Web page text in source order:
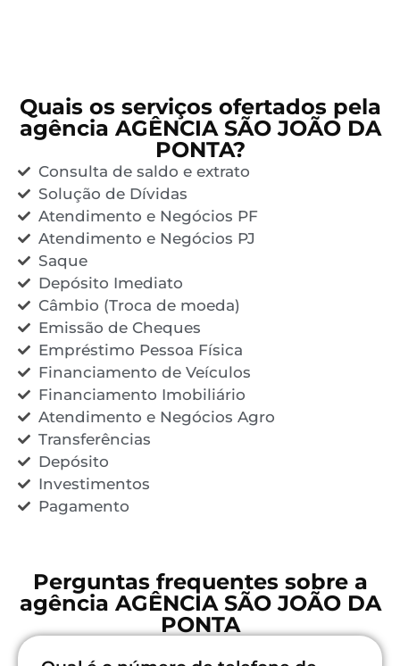
Quais os serviços ofertados pela
agência AGÊNCIA SÃO JOÃO DA
PONTA?
Consulta de saldo e extrato
Solução de Dívidas
Atendimento e Negócios PF
Atendimento e Negócios PJ
Saque
Depósito Imediato
Câmbio (Troca de moeda)
Emissão de Cheques
Empréstimo Pessoa Física
Financiamento de Veículos
Financiamento Imobiliário
Atendimento e Negócios Agro
Transferências
Depósito
Investimentos
Pagamento
Perguntas frequentes sobre a
agência AGÊNCIA SÃO JOÃO DA
PONTA